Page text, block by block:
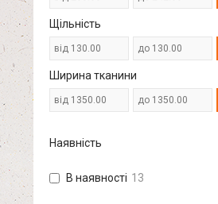
Щільність
Ширина тканини
Наявність
В наявності 13